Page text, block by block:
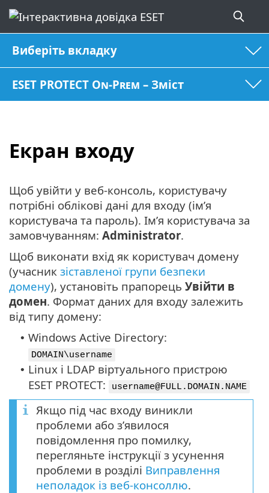
Виберіть вкладку
ESET PROTECT On-Prem – Зміст
Екран входу
Щоб увійти у веб-консоль, користувачу
потрібні облікові дані для входу (ім’я
користувача та пароль). Ім’я користувача за
замовчуванням: Administrator.
Щоб виконати вхід як користувач домену
(учасник зіставленої групи безпеки
домену), установіть прапорець Увійти в
домен. Формат даних для входу залежить
від типу домену:
• Windows Active Directory:
DOMAIN\username
• Linux і LDAP віртуального пристрою
ESET PROTECT:
username@FULL.DOMAIN.NAME
Якщо під час входу виникли
проблеми або з’явилося
повідомлення про помилку,
перегляньте інструкції з усунення
проблеми в розділі Виправлення
неполадок із веб-консоллю.